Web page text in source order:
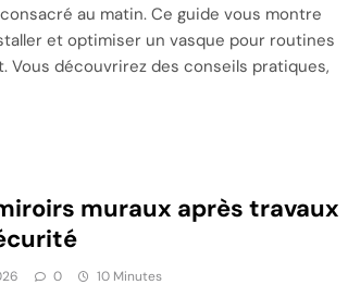
au matin. Ce guide vous montre
et optimiser un vasque pour routines
Vous découvrirez des conseils pratiques,
muraux après travaux
0 10 Minutes